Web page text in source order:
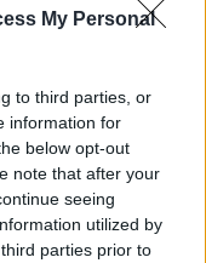
My Personal
to third parties, or
information for
below opt-out
note that after your
seeing
utilized by
parties prior to